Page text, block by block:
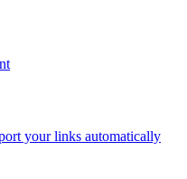
your links automatically